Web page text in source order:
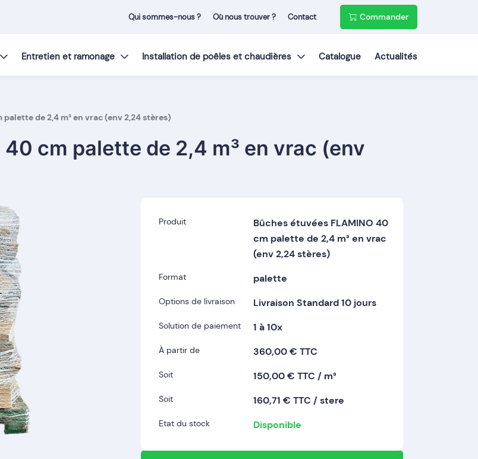
Entretien et ramonage Installation de poêles et chaudières Catalogue Actualités
Qui sommes-nous ? Où nous trouver ? Contact Commander
de 2,4 m³ en vrac (env 2,24 stères)
cm palette de 2,4 m³ en vrac (env
Produit
Bûches étuvées FLAMINO 40
cm palette de 2,4 m³ en vrac
(env 2,24 stères)
Format palette
Options de livraison Livraison Standard 10 jours
Solution de paiement 1 à 10x
À partir de 360,00 € TTC
Soit 150,00 € TTC / m³
Soit 160,71 € TTC / stere
Etat du stock Disponible